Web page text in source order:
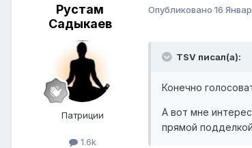
Рустам
Садыкаев
Патриции
1.6k
Опубликовано 16
TSV писал(а):
Конечно
А вот мне
прямой